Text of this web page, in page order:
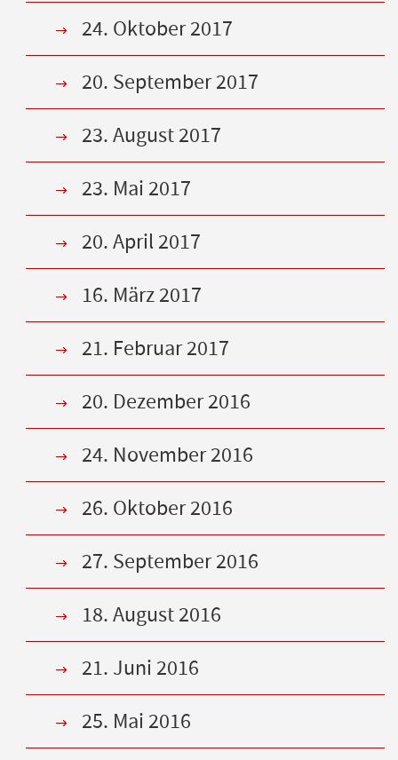
24. Oktober 2017
20. September 2017
23. August 2017
23. Mai 2017
20. April 2017
16. März 2017
21. Februar 2017
20. Dezember 2016
24. November 2016
26. Oktober 2016
27. September 2016
18. August 2016
21. Juni 2016
25. Mai 2016